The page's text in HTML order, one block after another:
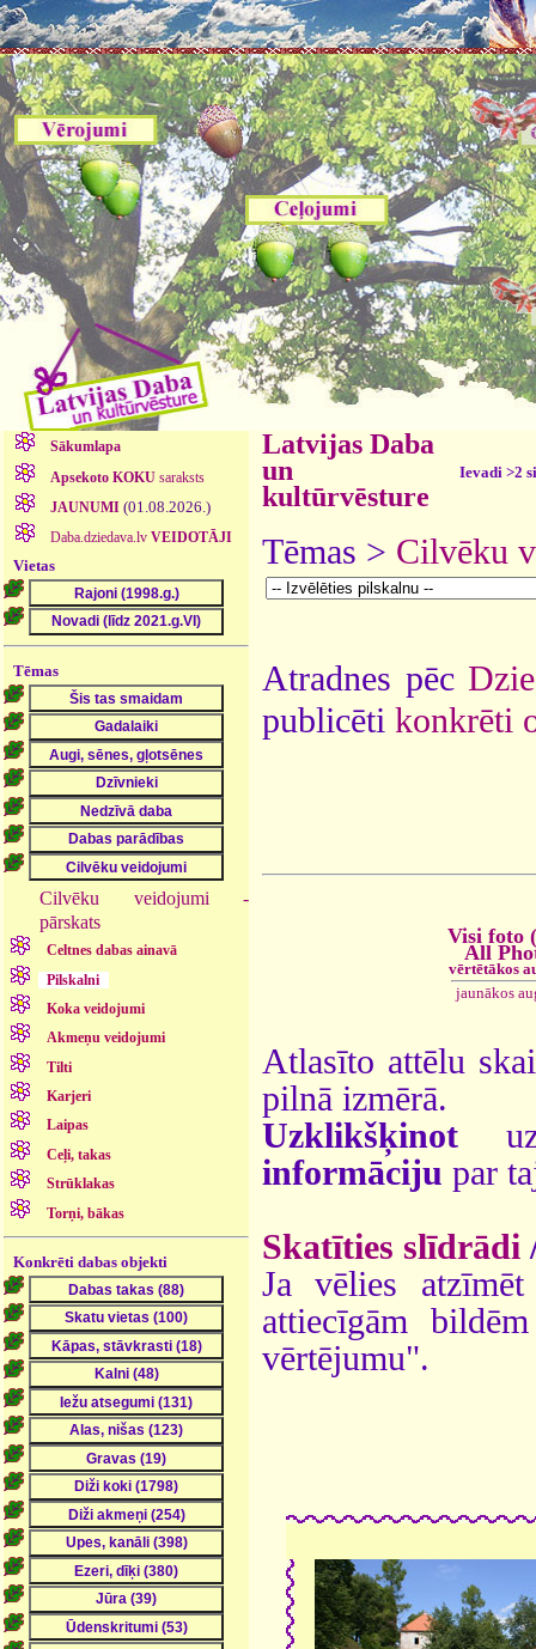
Sākumlapa
Apsekoto KOKUsaraksts
JAUNUMI (01.08.2026.)
Daba.dziedava.lv VEIDOTĀJI
Vietas
Tēmas
Cilvēku veidojumi -
pārskats
Celtnes dabas ainavā
Pilskalni
Koka veidojumi
Akmeņu veidojumi
Tilti
Karjeri
Laipas
Ceļi, takas
Strūklakas
Torņi, bākas
Konkrēti dabas objekti
Latvijas Daba
un
kultūrvēsture
Ievadi >2
Tēmas > Cilvēku
Atradnes pēc
publicēti konkrēti
Visi foto
All
vērtētākos
jaunākos
Atlasīto attēlu
pilnā izmērā.
Uzklikšķinot
informāciju par
Skatīties slīdrādi
Ja vēlies
attiecīgām
vērtējumu".